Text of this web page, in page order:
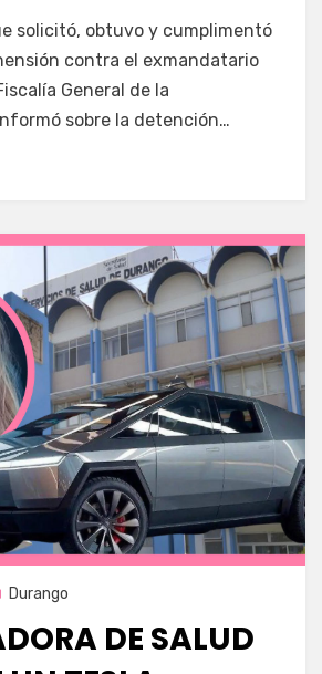
Servín
solicitó, obtuvo y cumplimentó
contra el exmandatario
General de la
sobre la detención…
Durango
DE SALUD